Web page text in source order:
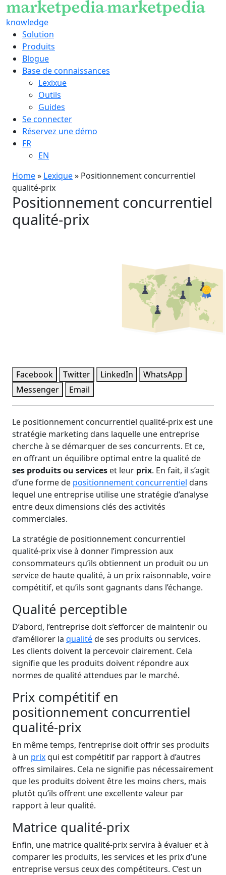
knowledge
Solution
Produits
Blogue
Base de connaissances
Lexixue
Outils
Guides
Se connecter
Réservez une démo
FR
EN
Home» Lexique» Positionnement concurrentiel
qualité-prix
Positionnement concurrentiel
qualité-prix
Facebook Twitter LinkedIn
WhatsApp
Messenger
Email
Le positionnement concurrentiel qualité-prix est une
stratégie marketing dans laquelle une entreprise
cherche à se démarquer de ses concurrents. Et ce,
en offrant un équilibre optimal entre la qualité de
ses produits ou services et leur prix. En fait, il s’agit
d’une forme de positionnement concurrentiel dans
lequel une entreprise utilise une stratégie d’analyse
entre deux dimensions clés des activités
commerciales.
La stratégie de positionnement concurrentiel
qualité-prix vise à donner l’impression aux
consommateurs qu’ils obtiennent un produit ou un
service de haute qualité, à un prix raisonnable, voire
compétitif, et qu’ils sont gagnants dans l’échange.
Qualité perceptible
D’abord, l’entreprise doit s’efforcer de maintenir ou
d’améliorer la qualitéde ses produits ou services.
Les clients doivent la percevoir clairement. Cela
signifie que les produits doivent répondre aux
normes de qualité attendues par le marché.
Prix compétitif en
positionnement concurrentiel
qualité-prix
En même temps, l’entreprise doit offrir ses produits
à un prixqui est compétitif par rapport à d’autres
offres similaires. Cela ne signifie pas nécessairement
que les produits doivent être les moins chers, mais
plutôt qu’ils offrent une excellente valeur par
rapport à leur qualité.
Matrice qualité-prix
Enfin, une matrice qualité-prix servira à évaluer et à
comparer les produits, les services et les prix d’une
entreprise versus ceux des compétiteurs. C’est un